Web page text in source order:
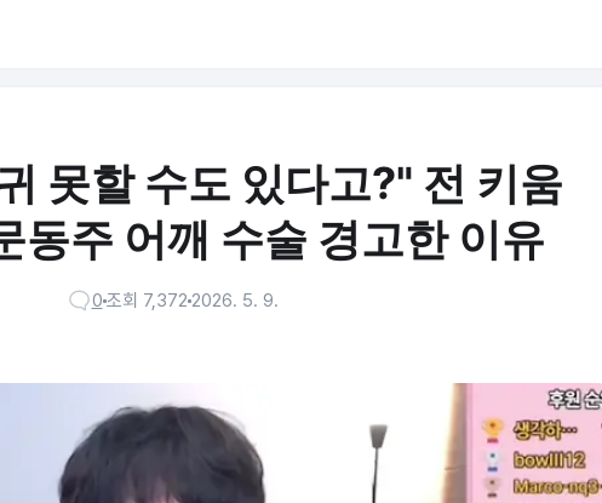
못할 수도 있다고?" 전 키움
동주 어깨 수술 경고한 이유
0조회 7,3722026. 5. 9.